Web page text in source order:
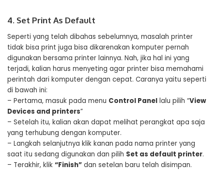
4. Set Print As Default
Seperti yang telah dibahas sebelumnya, masalah printer
tidak bisa print juga bisa dikarenakan komputer pernah
digunakan bersama printer lainnya. Nah, jika hal ini yang
terjadi, kalian harus menyeting agar printer bisa memahami
perintah dari komputer dengan cepat. Caranya yaitu seperti
di bawah ini:
– Pertama, masuk pada menu Control Panel lalu pilih “View
Devices and printers”
– Setelah itu, kalian akan dapat melihat perangkat apa saja
yang terhubung dengan komputer.
– Langkah selanjutnya klik kanan pada nama printer yang
saat itu sedang digunakan dan pilih Set as default printer.
– Terakhir, klik “Finish” dan setelan baru telah disimpan.